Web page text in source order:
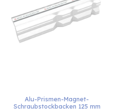
Alu-Prismen-Magnet-
Schraubstockbacken 125 mm